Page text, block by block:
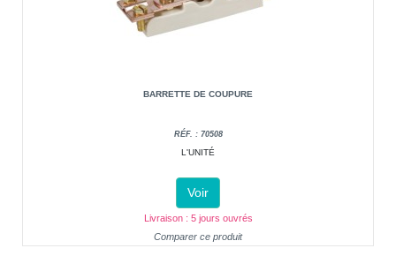
BARRETTE DE COUPURE
RÉF. : 70508
L'UNITÉ
Voir
Livraison : 5 jours ouvrés
Comparer ce produit